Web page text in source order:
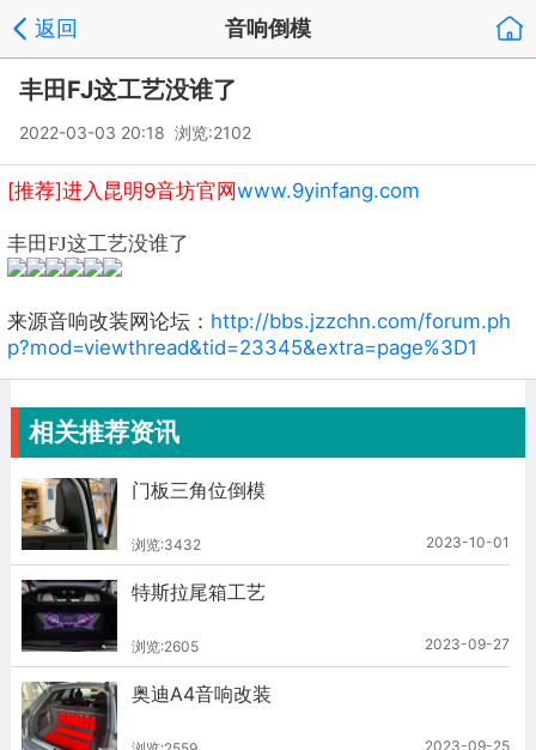
返回 音响倒模
丰田FJ这工艺没谁了
2022-03-03 20:18 浏览:2102
[推荐]进入昆明9音坊官网www.9yinfang.com
丰田FJ这工艺没谁了
来源音响改装网论坛： http://bbs.jzzchn.com/forum.ph
p?mod=viewthread&tid=23345&extra=page%3D1
相关推荐资讯
门板三角位倒模
2023-10-01
浏览:3432
特斯拉尾箱工艺
2023-09-27
浏览:2605
奥迪A4音响改装
2023-09-25